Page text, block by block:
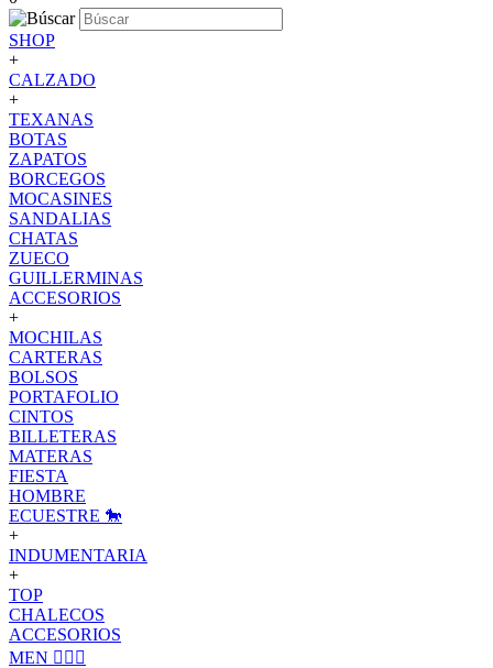
SHOP
+
CALZADO
+
TEXANAS
BOTAS
ZAPATOS
BORCEGOS
MOCASINES
SANDALIAS
CHATAS
ZUECO
GUILLERMINAS
ACCESORIOS
+
MOCHILAS
CARTERAS
BOLSOS
PORTAFOLIO
CINTOS
BILLETERAS
MATERAS
FIESTA
HOMBRE
ECUESTRE 🐎
+
INDUMENTARIA
+
TOP
CHALECOS
ACCESORIOS
MEN 🙋🏽‍♂️